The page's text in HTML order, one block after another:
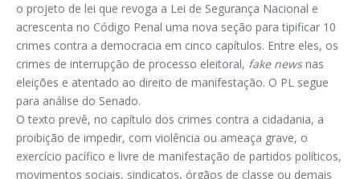
o projeto de lei que revoga a Lei de Segurança Nacional e
acrescenta no Código Penal uma nova seção para tipificar 10
crimes contra a democracia em cinco capítulos. Entre eles, os
crimes de interrupção de processo eleitoral, fake newsnas
eleições e atentado ao direito de manifestação. O PL segue
para análise do Senado.
O texto prevê, no capítulo dos crimes contra a cidadania, a
proibição de impedir, com violência ou ameaça grave, o
exercício pacífico e livre de manifestação de partidos políticos,
movimentos sociais, sindicatos, órgãos de classe ou demais